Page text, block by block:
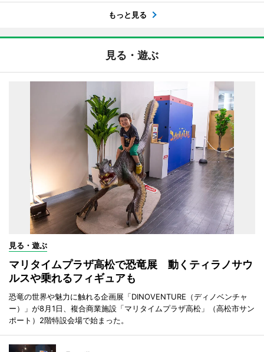
もっと見る
見る・遊ぶ
見る・遊ぶ
マリタイムプラザ高松で恐竜展 動くティラノサウ
ルスや乗れるフィギュアも
恐竜の世界や魅力に触れる企画展「DINOVENTURE（ディノベンチャ
ー）」が8月1日、複合商業施設「マリタイムプラザ高松」（高松市サン
ポート）2階特設会場で始まった。